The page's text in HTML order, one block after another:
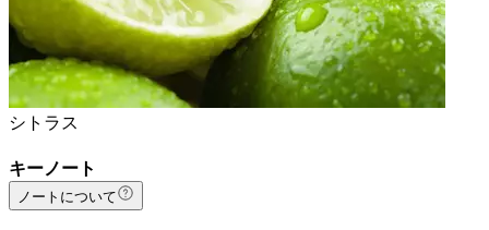
シトラス
キーノート
ノートについて